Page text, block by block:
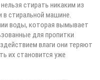
стирать никаким из
в стиральной машине.
воды, которая вымывает
для пропитки
влаги они теряют
их становится уже